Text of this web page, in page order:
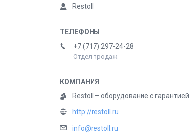
Restoll
+7 (717) 297-24-28
Отдел продаж
Restoll – оборудование с гарантией
http://restoll.ru
info@restoll.ru